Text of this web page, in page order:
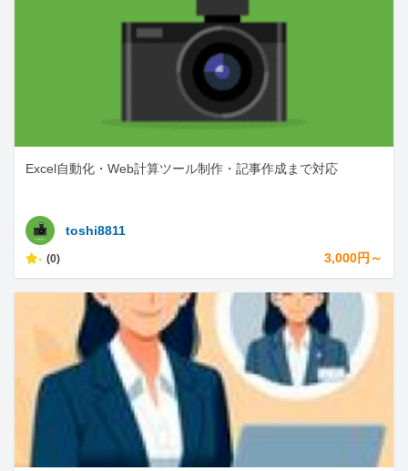
Excel自動化・Web計算ツール制作・記事作成まで対応
toshi8811
- (0) 3,000円～